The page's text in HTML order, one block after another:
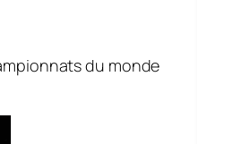
du monde